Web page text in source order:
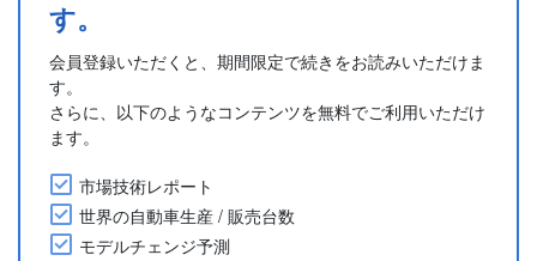
は、安全性とシステム統合におけ....
す。
会員登録いただくと、期間限定で続きをお読みいただけま
す。
さらに、以下のようなコンテンツを無料でご利用いただけ
ます。
市場技術レポート
世界の自動車生産 / 販売台数
モデルチェンジ予測